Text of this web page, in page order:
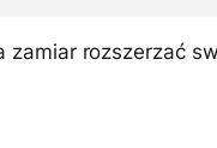
zamiar rozszerzać